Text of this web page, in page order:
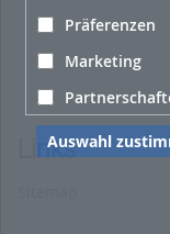
Präferenzen
Marketing
Auswahl
Links